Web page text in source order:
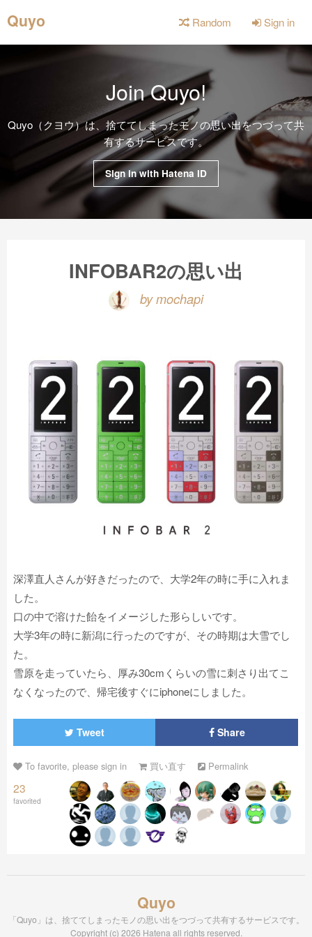
Quyo Random Sign in
Join Quyo!
Quyo（クヨウ）は、捨ててしまったモノの思い出をつづって共
有するサービスです。
Sign in with Hatena ID
INFOBAR2の思い出
by mochapi
深澤直人さんが好きだったので、大学2年の時に手に入れま
した。
口の中で溶けた飴をイメージした形らしいです。
大学3年の時に新潟に行ったのですが、その時期は大雪でし
た。
雪原を走っていたら、厚み30cmくらいの雪に刺さり出てこ
なくなったので、帰宅後すぐにiphoneにしました。
Tweet Share
To favorite, please sign in 買い直す Permalink
23
favorited
Quyo
「Quyo」は、捨ててしまったモノの思い出をつづって共有するサービスです。
Copyright (c) 2026 Hatena all rights reserved.